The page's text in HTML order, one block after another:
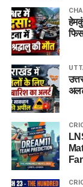
इस बीच, प्रदर्शन
राजनीतिक